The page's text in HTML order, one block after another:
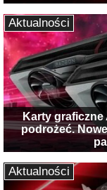
Karty graficzne
podrożeć.
Aktualności
Aktualności